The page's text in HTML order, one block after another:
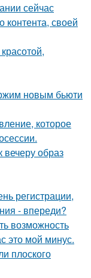
сейчас
контента, своей
новым бьюти
которое
образ
регистрации,
- впереди?
возможность
это мой минус.
плоского